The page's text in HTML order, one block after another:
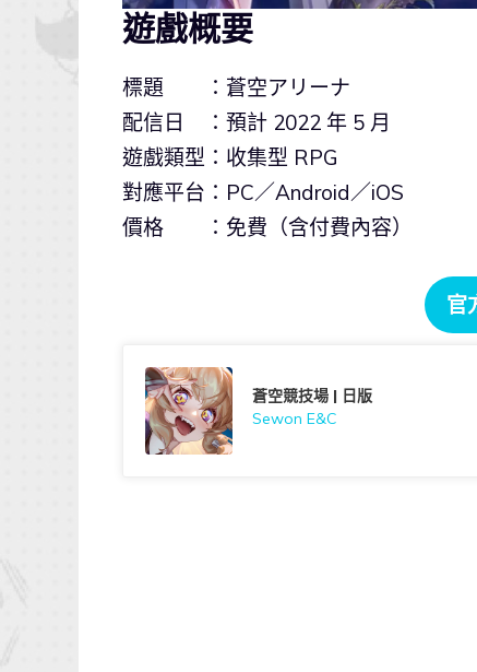
遊戲概要
標題 ：蒼空アリーナ
配信日 ：預計 2022 年 5 月
遊戲類型：收集型 RPG
對應平台：PC／Android／iOS
價格 ：免費（含付費內容）
官
蒼空競技場 | 日版
Sewon E&C